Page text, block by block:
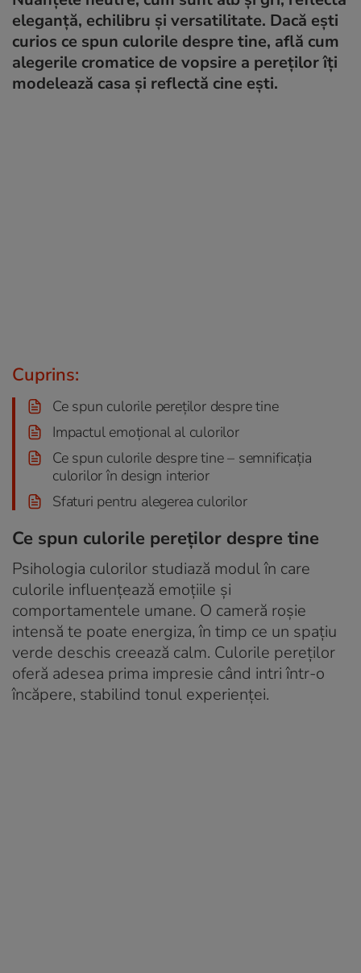
eleganță, echilibru și versatilitate. Dacă ești
curios ce spun culorile despre tine, află cum
alegerile cromatice de vopsire a pereților îți
modelează casa și reflectă cine ești.
Cuprins:
Ce spun culorile pereților despre tine
Impactul emoțional al culorilor
Ce spun culorile despre tine – semnificația
culorilor în design interior
Sfaturi pentru alegerea culorilor
Ce spun culorile pereților despre tine
Psihologia culorilor studiază modul în care
culorile influențează emoțiile și
comportamentele umane. O cameră roșie
intensă te poate energiza, în timp ce un spațiu
verde deschis creează calm. Culorile pereților
oferă adesea prima impresie când intri într-o
încăpere, stabilind tonul experienței.